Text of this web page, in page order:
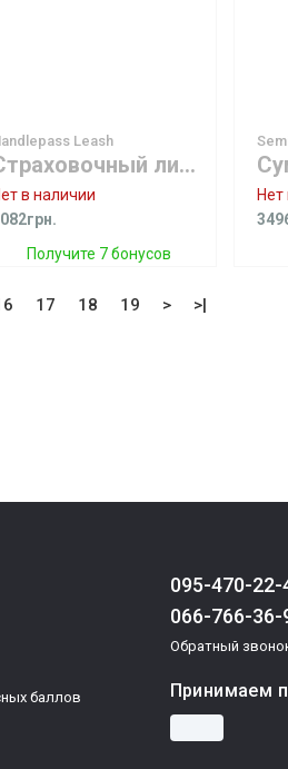
Leash
Страховочный лиш Mystic Handle Pass Leash Neo Black/White
в наличии
Получите 7 бонусов
Нет
17 18 19 > >|
баллов
095-470-22-
066-766-
Обратный
Принимаем